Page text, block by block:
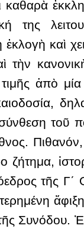
της
καὶ
τὴν
τιμῆς ἀπὸ
τοῦ
τῆς Γ΄
Συνόδου.